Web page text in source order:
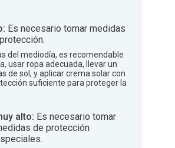
Es necesario tomar medidas
del mediodía, es recomendable
usar ropa adecuada, llevar un
de sol, y aplicar crema solar con
suficiente para proteger la
alto: Es necesario tomar
de protección